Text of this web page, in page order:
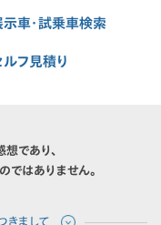
示車・試乗車検索
ルフ見積り
であり、
ではありません。